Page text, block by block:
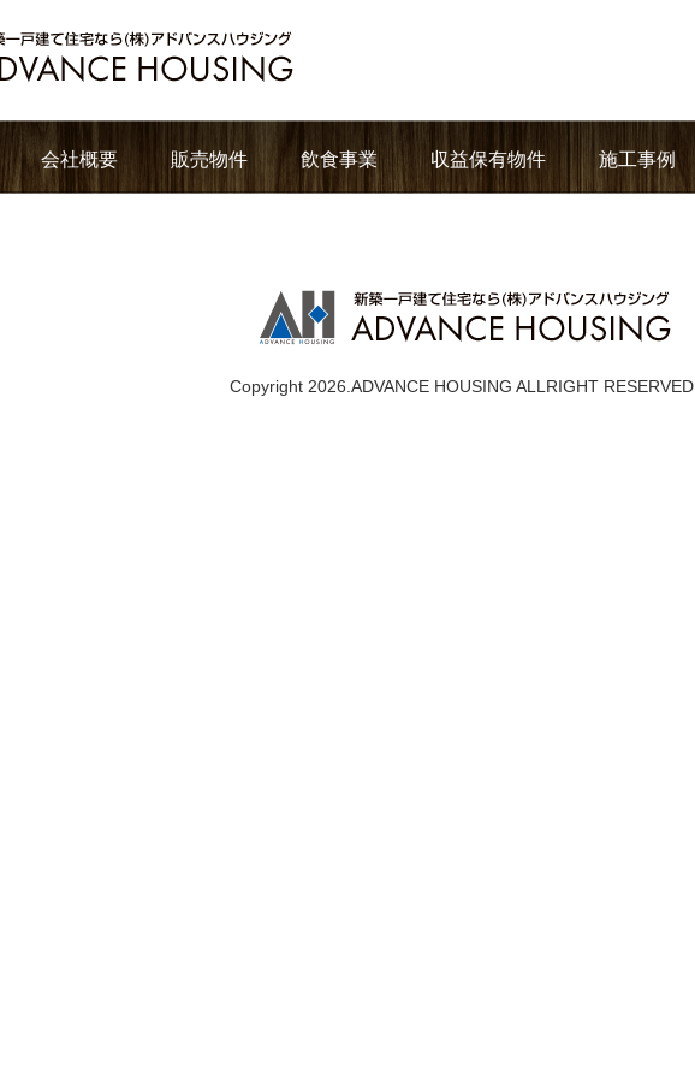
会社概要 販売物件 飲食事業 収益保有物件 施工事例
Copyright 2026.ADVANCE HOUSING ALLRIGHT RESERVED.